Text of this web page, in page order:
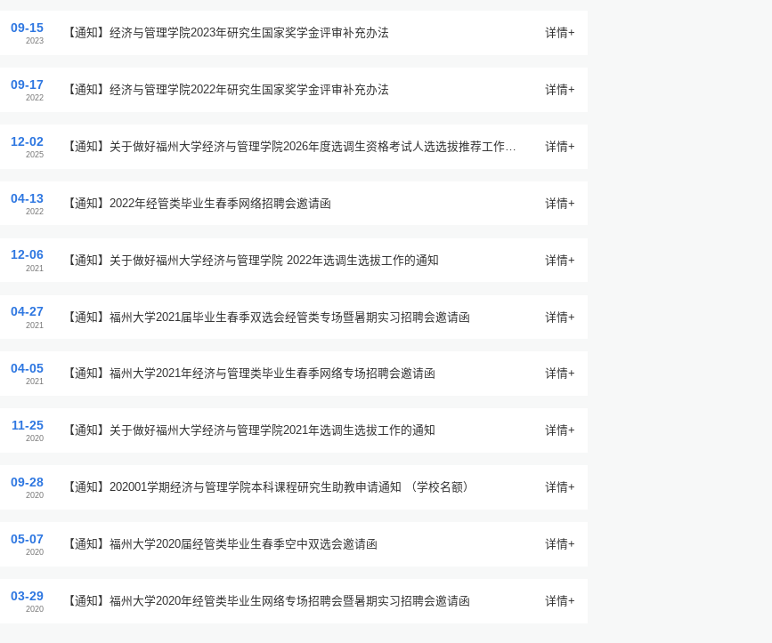
09-15
2023
【通知】经济与管理学院2023年研究生国家奖学金评审补充办法 详情+
09-17
2022
【通知】经济与管理学院2022年研究生国家奖学金评审补充办法 详情+
12-02
2025
【通知】关于做好福州大学经济与管理学院2026年度选调生资格考试人选选拔推荐工作的 详情+
04-13
2022
【通知】2022年经管类毕业生春季网络招聘会邀请函 详情+
12-06
2021
【通知】关于做好福州大学经济与管理学院 2022年选调生选拔工作的通知 详情+
04-27
2021
【通知】福州大学2021届毕业生春季双选会经管类专场暨暑期实习招聘会邀请函 详情+
04-05
2021
【通知】福州大学2021年经济与管理类毕业生春季网络专场招聘会邀请函 详情+
11-25
2020
【通知】关于做好福州大学经济与管理学院2021年选调生选拔工作的通知 详情+
09-28
2020
【通知】202001学期经济与管理学院本科课程研究生助教申请通知 （学校名额） 详情+
05-07
2020
【通知】福州大学2020届经管类毕业生春季空中双选会邀请函 详情+
03-29
2020
【通知】福州大学2020年经管类毕业生网络专场招聘会暨暑期实习招聘会邀请函 详情+